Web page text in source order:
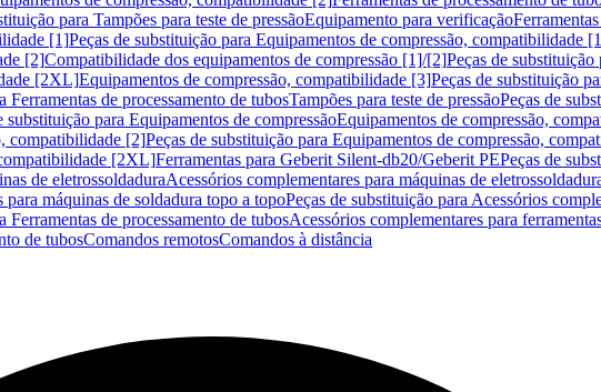
para Tampões para teste de pressãoEquipamento para verificação
[1]Peças de substituição para Equipamentos de compressão, compatibilidade
[2]Compatibilidade dos equipamentos de compressão [1]/[2]Peças de
[2XL]Equipamentos de compressão, compatibilidade [3]Peças de substituição
Ferramentas de processamento de tubosTampões para teste de pressãoPeças de
substituição para Equipamentos de compressãoEquipamentos de compressão,
compatibilidade [2]Peças de substituição para Equipamentos de compressão,
[2XL]Ferramentas para Geberit Silent-db20/Geberit PEPeças de
de eletrossoldaduraAcessórios complementares para máquinas de
para máquinas de soldadura topo a topoPeças de substituição para Acessórios
Ferramentas de processamento de tubosAcessórios complementares para
de tubosComandos remotosComandos à distância